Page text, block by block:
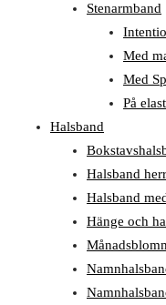
Stenarmband
Med
Med
På
Halsband
Halsband herr
Halsband
Hänge och